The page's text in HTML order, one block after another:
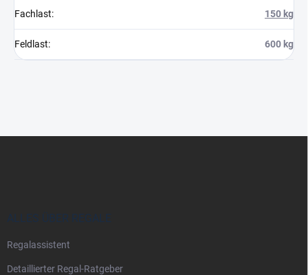
Fachlast: 150 kg
Feldlast: 600 kg
ALLES ÜBER REGALE
Regalassistent
Detaillierter Regal-Ratgeber